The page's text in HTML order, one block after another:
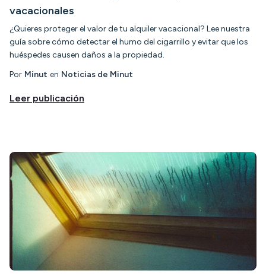
vacacionales
¿Quieres proteger el valor de tu alquiler vacacional? Lee nuestra
guía sobre cómo detectar el humo del cigarrillo y evitar que los
huéspedes causen daños a la propiedad.
Por Minut en Noticias de Minut
Leer publicación